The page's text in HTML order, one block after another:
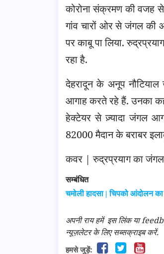
कोरोना संक्रमण की वजह से
गांव चारों ओर से जंगल की
पर काबू पा लिया.
रहा है.
देहरादून के अनूप
आगाह करते रहे हैं. उनका
हेक्टेयर से ज़्यादा जंगल
82000 मैदान के बराबर
कवर | रुद्रप्रयाग का
सम्बंधित
चमोली हादसा | चिपको आंदोलन का
अपनी राय हमें इस लिंकया
न्यूज़लेटर के लिए सब्सक्राइब करें.
हमसे जुड़ें: